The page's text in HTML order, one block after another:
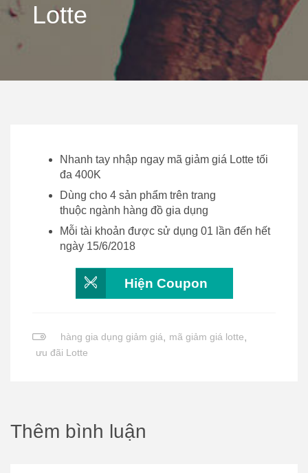
Lotte
Nhanh tay nhập ngay mã giảm giá Lotte tối
đa 400K
Dùng cho 4 sản phẩm trên trang
thuộc ngành hàng đồ gia dụng
Mỗi tài khoản được sử dụng 01 lần đến hết
ngày 15/6/2018
Hiện Coupon
hàng gia dụng giảm giá, mã giảm giá lotte,
ưu đãi Lotte
Thêm bình luận